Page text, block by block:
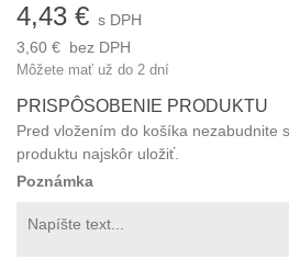
4,43 € s DPH
3,60 € bez DPH
Môžete mať už do 2 dní
PRISPÔSOBENIE PRODUKTU
Pred vložením do košíka nezabudnite
produktu najskôr uložiť.
Poznámka